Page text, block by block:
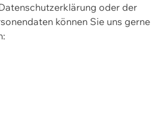
oder der
können Sie uns gerne